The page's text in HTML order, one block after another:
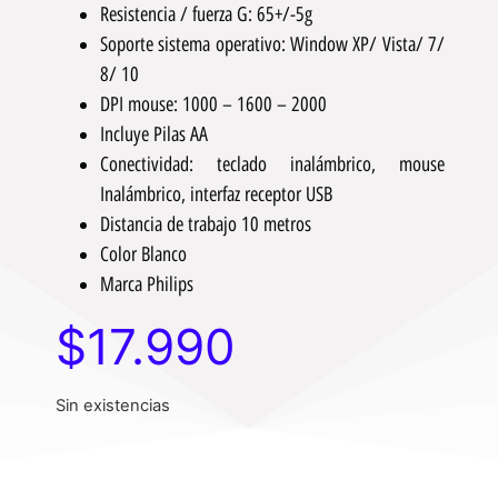
Resistencia / fuerza G: 65+/-5g
Soporte sistema operativo: Window XP/ Vista/ 7/
8/ 10
DPI mouse: 1000 – 1600 – 2000
Incluye Pilas AA
Conectividad: teclado inalámbrico, mouse
Inalámbrico, interfaz receptor USB
Distancia de trabajo 10 metros
Color Blanco
Marca Philips
$17.990
Sin existencias